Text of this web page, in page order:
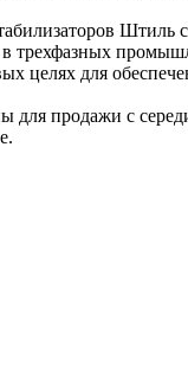
трехфазных
целях для
для продажи с